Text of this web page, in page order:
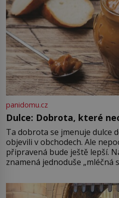
panidomu.cz
Dulce: Dobrota, které
Ta dobrota se jmenuje dulce
objevili v obchodech. Ale
připravená bude ještě lepší.
znamená jednoduše „mléčná
pře hned několik
Francie, kde se traduje,